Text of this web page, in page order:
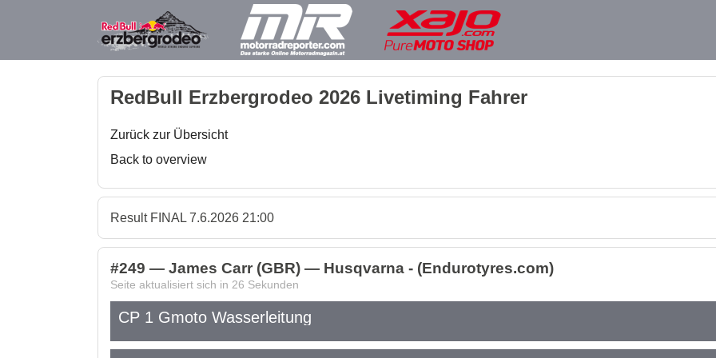
RedBull Erzbergrodeo 2026 Livetiming Fahrer
Zurück zur Übersicht
Back to overview
Result FINAL 7.6.2026 21:00
#249 — James Carr (GBR) — Husqvarna - (Endurotyres.com)
Seite aktualisiert sich in 26 Sekunden
CP 1 Gmoto Wasserleitung